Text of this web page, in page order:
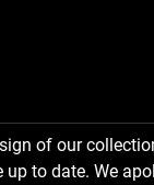
of our
to date. We